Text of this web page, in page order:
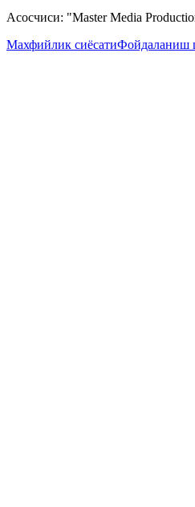
Асосчиси: "Master Media
Махфийлик сиёсатиФойдаланиш